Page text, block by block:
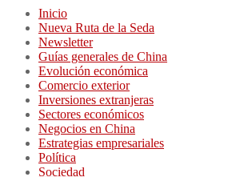
Inicio
Nueva Ruta de la Seda
Newsletter
Guías generales de China
Evolución económica
Comercio exterior
Inversiones extranjeras
Sectores económicos
Negocios en China
Estrategias empresariales
Política
Sociedad